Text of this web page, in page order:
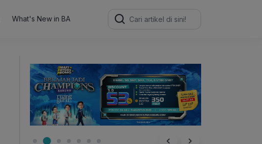
What's New in BA
Search
for: